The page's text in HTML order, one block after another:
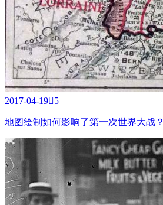
2017-04-195
地图绘制如何影响了第一次世界大战？